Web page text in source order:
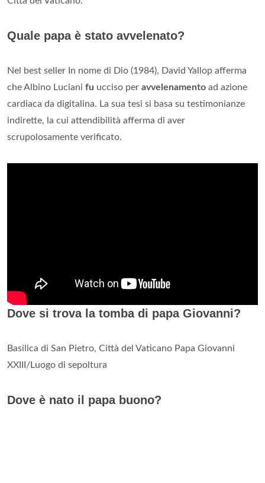
Quale papa è stato avvelenato?
Nel best seller In nome di Dio (1984), David Yallop afferma
che Albino Luciani fu ucciso per avvelenamento ad azione
cardiaca da digitalina. La sua tesi si basa su testimonianze
indirette, la cui attendibilità afferma di aver
scrupolosamente verificato.
Dove si trova la tomba di papa Giovanni?
Basilica di San Pietro, Città del Vaticano Papa Giovanni
XXIII/Luogo di sepoltura
Dove è nato il papa buono?